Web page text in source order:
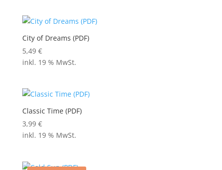
City of Dreams (PDF)
5,49 €
inkl. 19 % MwSt.
Classic Time (PDF)
3,99 €
inkl. 19 % MwSt.